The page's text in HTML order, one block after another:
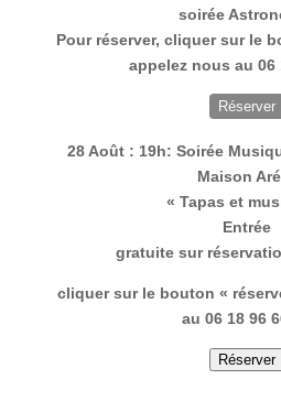
soirée
Pour réserver, cliquer sur le
appelez nous au 06
Réserver
28 Août : 19h: Soirée
Maison
« Tapas et
Entrée
gratuite sur
cliquer sur le bouton «
au 06 18 96
Réserver